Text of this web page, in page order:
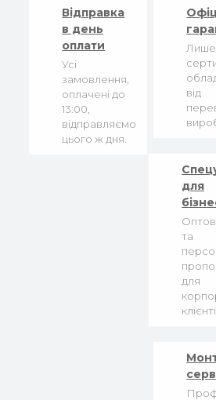
Відправка
в день
оплати
Усі
замовлення,
оплачені до
13:00,
відправляємо
цього ж дня.
Лише
від
для
та
для